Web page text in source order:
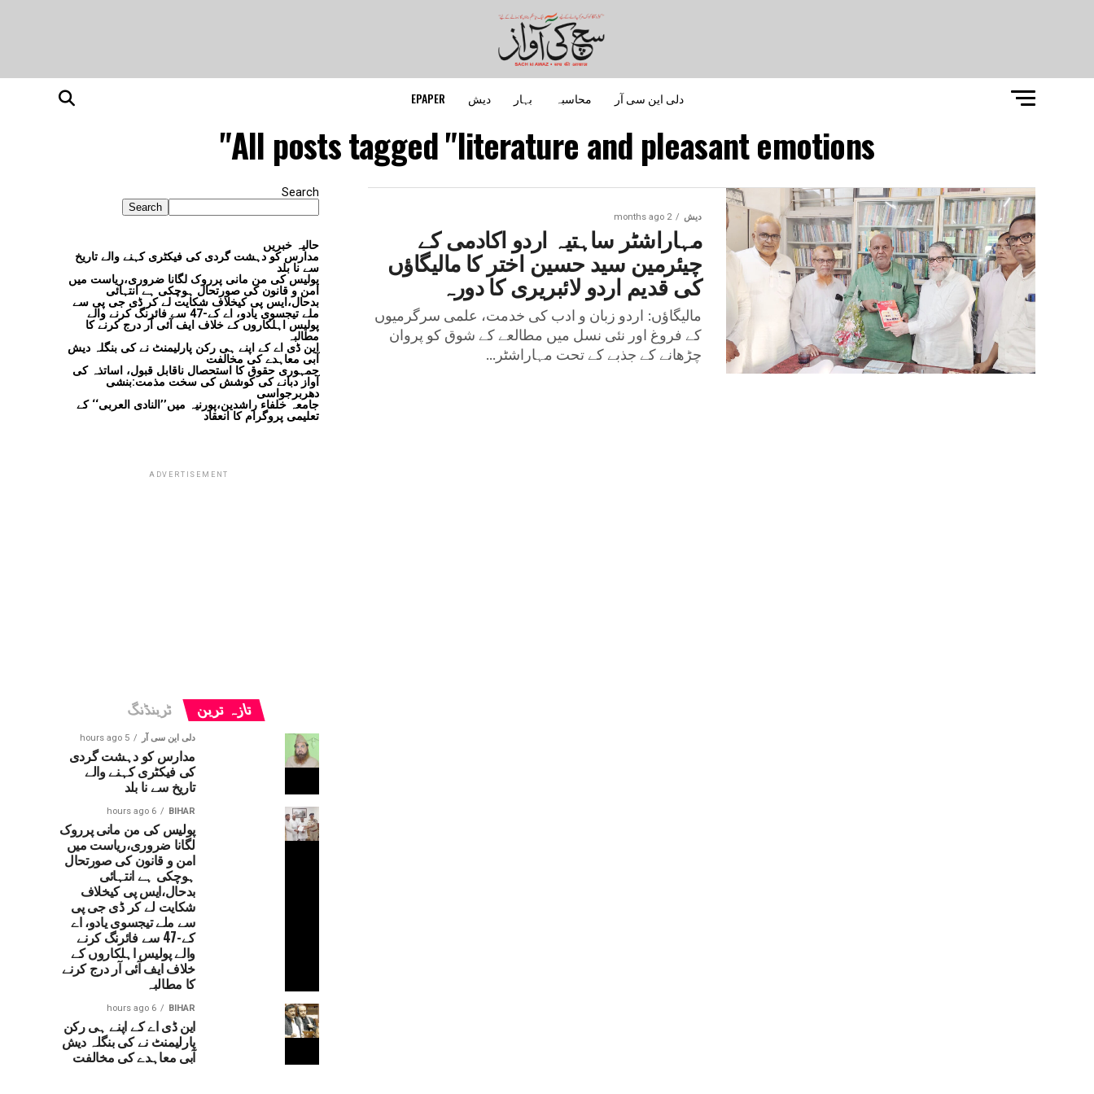
دلی این سی آر محاسبہ بہار دیش EPAPER
All posts tagged "literature and pleasant emotions"
دیش 2 months ago
مہاراشٹر ساہتیہ اردو اکادمی کے
چیئرمین سید حسین اختر کا مالیگاؤں
کی قدیم اردو لائبریری کا دورہ
مالیگاؤں: اردو زبان و ادب کی خدمت، علمی سرگرمیوں
کے فروغ اور نئی نسل میں مطالعے کے شوق کو پروان
چڑھانے کے جذبے کے تحت مہاراشٹر...
Search
Search
حالیہ خبریں
مدارس کو دہشت گردی کی فیکٹری کہنے والے تاریخ
سے نا بلد
پولیس کی من مانی پرروک لگانا ضروری،ریاست میں
امن و قانون کی صورتحال ہوچکی ہے انتہائی
بدحال،ایس پی کیخلاف شکایت لے کر ڈی جی پی سے
ملے تیجسوی یادو، اے کے-47 سے فائرنگ کرنے والے
پولیس اہلکاروں کے خلاف ایف آئی آر درج کرنے کا
مطالبہ
این ڈی اے کے اپنے ہی رکن پارلیمنٹ نے کی بنگلہ دیش
آبی معاہدے کی مخالفت
جمہوری حقوق کا استحصال ناقابل قبول، اساتذہ کی
آواز دبانے کی کوشش کی سخت مذمت:بنشی
دھربرجواسی
جامعہ خلفاء راشدین،پورنیہ میں’’النادی العربی‘‘ کے
تعلیمی پروگرام کا انعقاد
ADVERTISEMENT
تازہ ترین ٹرینڈنگ
دلی این سی آر 5 hours ago
مدارس کو دہشت گردی
کی فیکٹری کہنے والے
تاریخ سے نا بلد
BIHAR
6 hours ago
پولیس کی من مانی پرروک
لگانا ضروری،ریاست میں
امن و قانون کی صورتحال
ہوچکی ہے انتہائی
بدحال،ایس پی کیخلاف
شکایت لے کر ڈی جی پی
سے ملے تیجسوی یادو، اے
کے-47 سے فائرنگ کرنے
والے پولیس اہلکاروں کے
خلاف ایف آئی آر درج کرنے
کا مطالبہ
BIHAR
6 hours ago
این ڈی اے کے اپنے ہی رکن
پارلیمنٹ نے کی بنگلہ دیش
آبی معاہدے کی مخالفت